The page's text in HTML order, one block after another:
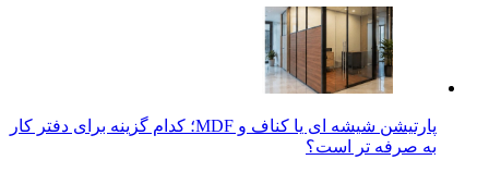
پارتیشن شیشه ای یا کناف و MDF؛ کدام گزینه برای دفتر کار
به صرفه تر است؟